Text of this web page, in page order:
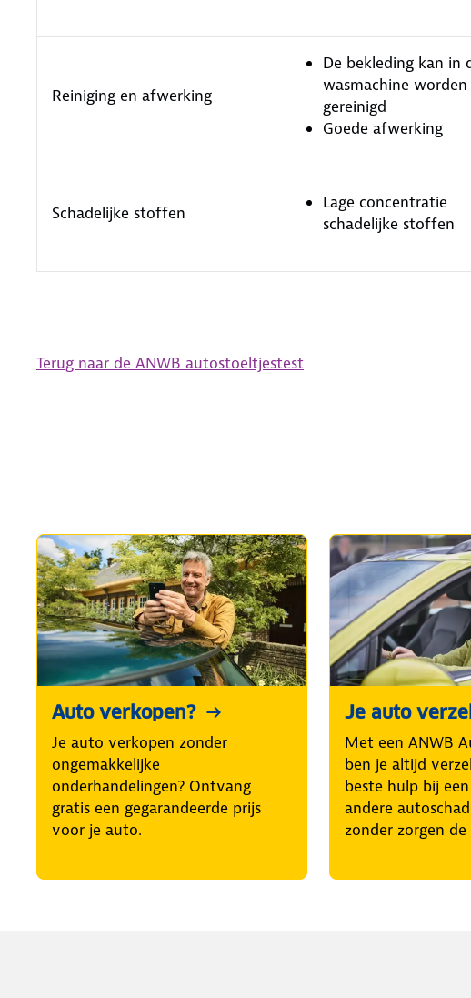
Reiniging en afwerking
De bekleding kan in
wasmachine worden
gereinigd
Goede afwerking
Schadelijke stoffen
Lage concentratie
schadelijke stoffen
Terug naar de ANWB autostoeltjestest
Auto verkopen?
Je auto verkopen zonder
ongemakkelijke
onderhandelingen? Ontvang
gratis een gegarandeerde prijs
voor je auto.
Je auto
Met een ANWB
ben je altijd
beste hulp bij
andere
zonder zorgen